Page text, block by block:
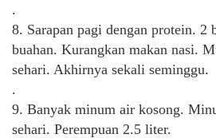
.
8. Sarapan pagi dengan protein. 2
buahan. Kurangkan makan nasi.
sehari. Akhirnya sekali seminggu.
.
9. Banyak minum air kosong.
sehari. Perempuan 2.5 liter.